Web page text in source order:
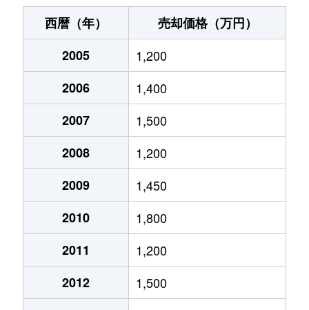
神室町
3,100万円 岐阜
徒歩14分
500万円
510万円
清住町
2,700万円
清住町
2,600万円
清住町
3,000万円
1,100万円
幸ノ町
490万円
幸ノ町
1,600万円
西暦（年）
売却価格（万円）
2005
1,200
2006
1,400
2007
1,500
2008
1,200
2009
1,450
2010
1,800
2011
1,200
2012
1,500